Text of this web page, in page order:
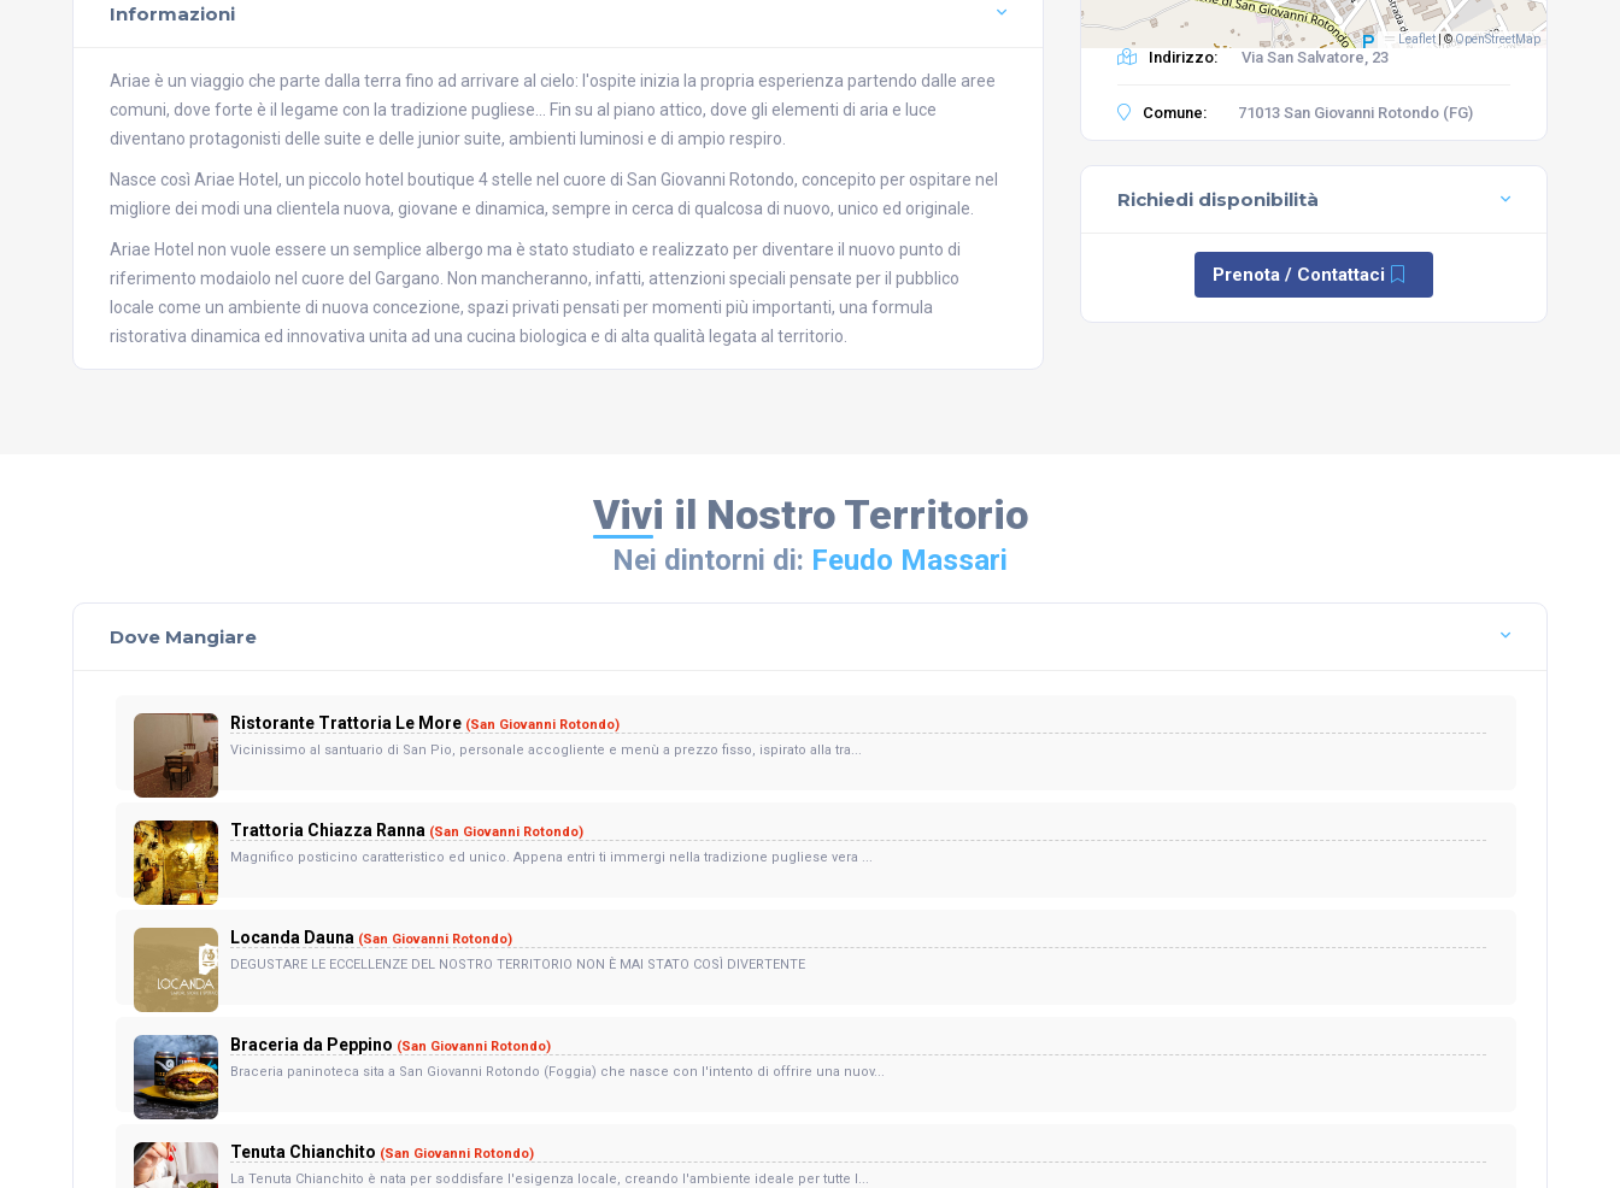
Informazioni
Ariae è un viaggio che parte dalla terra fino ad arrivare al cielo: l'ospite inizia la propria esperienza partendo dalle aree
comuni, dove forte è il legame con la tradizione pugliese... Fin su al piano attico, dove gli elementi di aria e luce
diventano protagonisti delle suite e delle junior suite, ambienti luminosi e di ampio respiro.
Nasce così Ariae Hotel, un piccolo hotel boutique 4 stelle nel cuore di San Giovanni Rotondo, concepito per ospitare nel
migliore dei modi una clientela nuova, giovane e dinamica, sempre in cerca di qualcosa di nuovo, unico ed originale.
Ariae Hotel non vuole essere un semplice albergo ma è stato studiato e realizzato per diventare il nuovo punto di
riferimento modaiolo nel cuore del Gargano. Non mancheranno, infatti, attenzioni speciali pensate per il pubblico
locale come un ambiente di nuova concezione, spazi privati pensati per momenti più importanti, una formula
ristorativa dinamica ed innovativa unita ad una cucina biologica e di alta qualità legata al territorio.
Leaflet ©OpenStreetMap
Indirizzo: Via San Salvatore, 23
Comune: 71013 San Giovanni Rotondo (FG)
Richiedi disponibilità
Prenota / Contattaci
Vivi il Nostro Territorio
Nei dintorni di: Feudo Massari
Dove Mangiare
Ristorante Trattoria Le More (San Giovanni Rotondo)
Vicinissimo al santuario di San Pio, personale accogliente e menù a prezzo fisso, ispirato alla tra...
Trattoria Chiazza Ranna (San Giovanni Rotondo)
Magnifico posticino caratteristico ed unico. Appena entri ti immergi nella tradizione pugliese vera ...
Locanda Dauna (San Giovanni Rotondo)
DEGUSTARE LE ECCELLENZE DEL NOSTRO TERRITORIO NON È MAI STATO COSÌ DIVERTENTE
Braceria da Peppino (San Giovanni Rotondo)
Braceria paninoteca sita a San Giovanni Rotondo (Foggia) che nasce con l'intento di offrire una nuov...
Tenuta Chianchito (San Giovanni Rotondo)
La Tenuta Chianchito è nata per soddisfare l'esigenza locale, creando l'ambiente ideale per tutte l...